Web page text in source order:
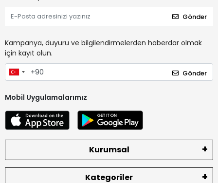
Gönder
Kampanya, duyuru ve bilgilendirmelerden haberdar olmak
için kayıt olun.
Gönder
Mobil Uygulamalarımız
Kurumsal
Kategoriler